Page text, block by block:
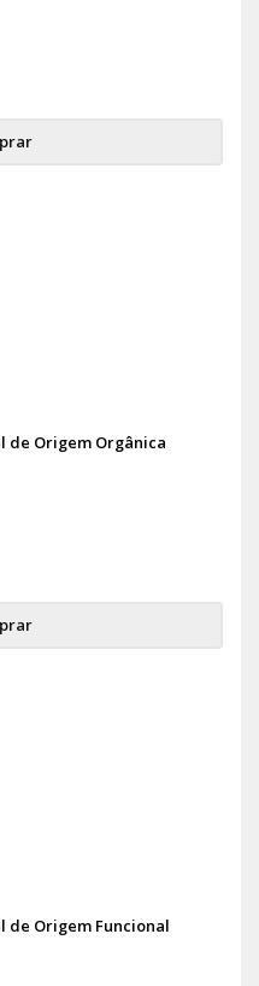
de Origem Orgânica
de Origem Funcional